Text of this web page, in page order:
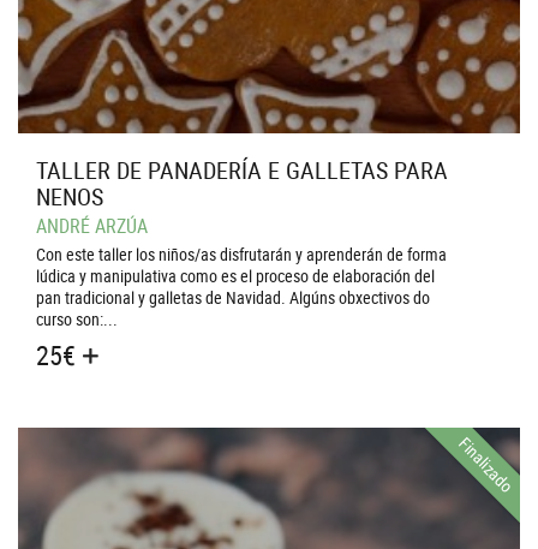
TALLER DE PANADERÍA E GALLETAS PARA
NENOS
ANDRÉ ARZÚA
Con este taller los niños/as disfrutarán y aprenderán de forma
lúdica y manipulativa como es el proceso de elaboración del
pan tradicional y galletas de Navidad. Algúns obxectivos do
curso son:...
25€
Finalizado